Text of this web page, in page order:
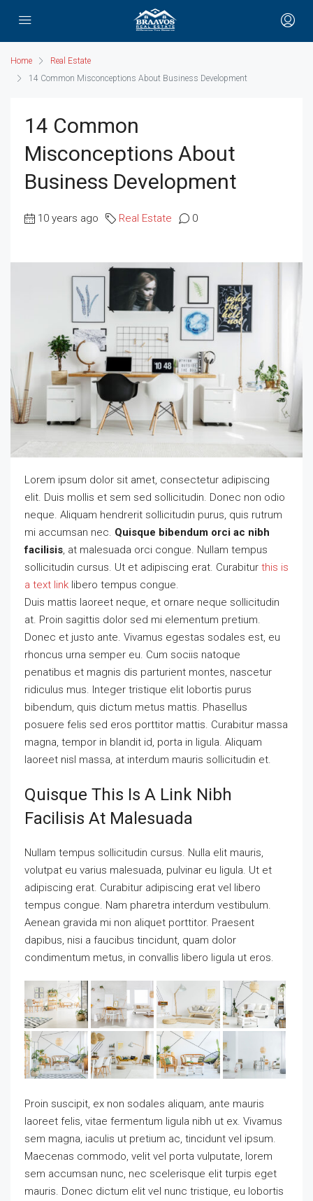
Home
Real Estate
14 Common Misconceptions About Business Development
14 Common
Misconceptions About
Business Development
10 years ago Real Estate 0
Lorem ipsum dolor sit amet, consectetur adipiscing
elit. Duis mollis et sem sed sollicitudin. Donec non odio
neque. Aliquam hendrerit sollicitudin purus, quis rutrum
mi accumsan nec. Quisque bibendum orci ac nibh
facilisis, at malesuada orci congue. Nullam tempus
sollicitudin cursus. Ut et adipiscing erat. Curabitur this is
a text link libero tempus congue.
Duis mattis laoreet neque, et ornare neque sollicitudin
at. Proin sagittis dolor sed mi elementum pretium.
Donec et justo ante. Vivamus egestas sodales est, eu
rhoncus urna semper eu. Cum sociis natoque
penatibus et magnis dis parturient montes, nascetur
ridiculus mus. Integer tristique elit lobortis purus
bibendum, quis dictum metus mattis. Phasellus
posuere felis sed eros porttitor mattis. Curabitur massa
magna, tempor in blandit id, porta in ligula. Aliquam
laoreet nisl massa, at interdum mauris sollicitudin et.
Quisque This Is A Link Nibh
Facilisis At Malesuada
Nullam tempus sollicitudin cursus. Nulla elit mauris,
volutpat eu varius malesuada, pulvinar eu ligula. Ut et
adipiscing erat. Curabitur adipiscing erat vel libero
tempus congue. Nam pharetra interdum vestibulum.
Aenean gravida mi non aliquet porttitor. Praesent
dapibus, nisi a faucibus tincidunt, quam dolor
condimentum metus, in convallis libero ligula ut eros.
Proin suscipit, ex non sodales aliquam, ante mauris
laoreet felis, vitae fermentum ligula nibh ut ex. Vivamus
sem magna, iaculis ut pretium ac, tincidunt vel ipsum.
Maecenas commodo, velit vel porta vulputate, lorem
sem accumsan nunc, nec scelerisque elit turpis eget
mauris. Donec dictum elit vel nunc tristique, eu lobortis